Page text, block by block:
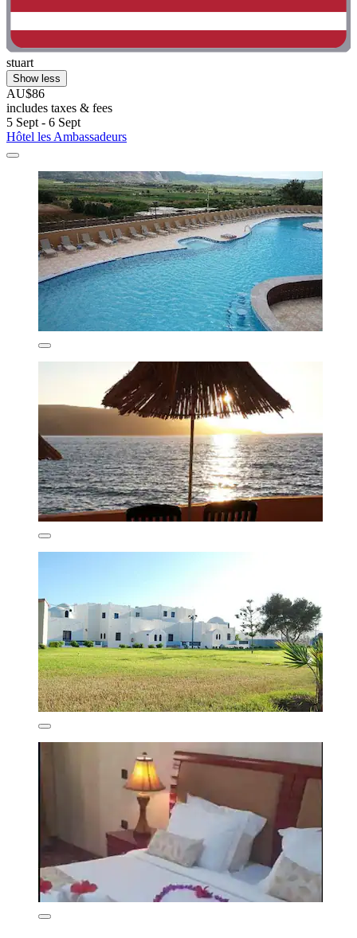
stuart
Show less
AU$86
includes taxes & fees
5 Sept - 6 Sept
Hôtel les Ambassadeurs